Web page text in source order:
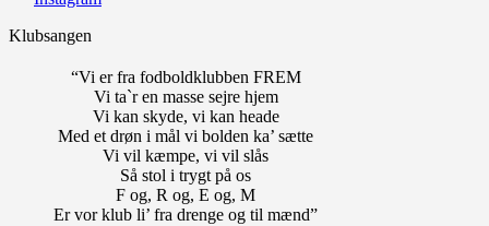
Klubsangen
“Vi er fra fodboldklubben FREM
Vi ta`r en masse sejre hjem
Vi kan skyde, vi kan heade
Med et drøn i mål vi bolden ka’ sætte
Vi vil kæmpe, vi vil slås
Så stol i trygt på os
F og, R og, E og, M
Er vor klub li’ fra drenge og til mænd”